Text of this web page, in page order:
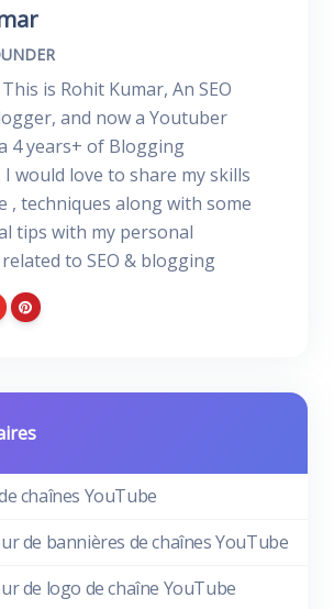
is Rohit Kumar, An SEO
and now a Youtuber
4 years+ of Blogging
I would love to share my skills
, techniques along with some
tips with my personal
to SEO & blogging
chaînes YouTube
de bannières de chaînes YouTube
de logo de chaîne YouTube